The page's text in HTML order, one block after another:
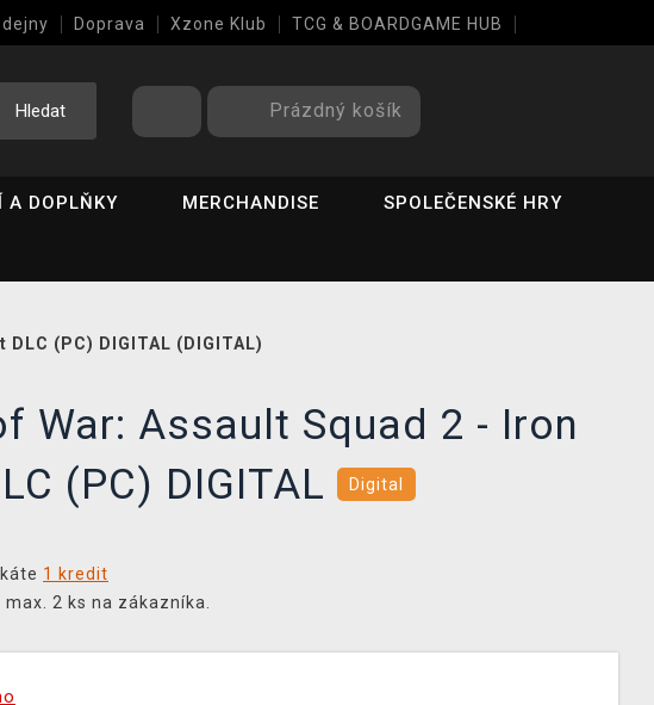
Doprava Xzone Klub TCG & BOARDGAME HUB
Hledat Prázdný košík
A DOPLŇKY MERCHANDISE SPOLEČENSKÉ HRY
(PC) DIGITAL (DIGITAL)
War: Assault Squad 2 - Iron
(PC) DIGITAL
Digital
1 kredit
max. 2 ks na zákazníka.